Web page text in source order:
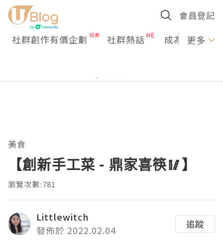
會員登記
社群創作有價企劃 社群熱話 成為U更多
美食
【創新手工菜 - 鼎家喜筷🥢】
瀏覽次數:781
Littlewitch
發佈於 2022.02.04
追蹤